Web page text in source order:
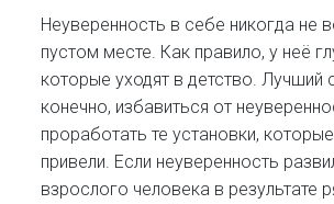
Неуверенность в себе никогда не
пустом месте. Как правило, у неё
которые уходят в детство. Лучший
конечно, избавиться от
проработать те установки,
привели. Если неуверенность
взрослого человека в результате